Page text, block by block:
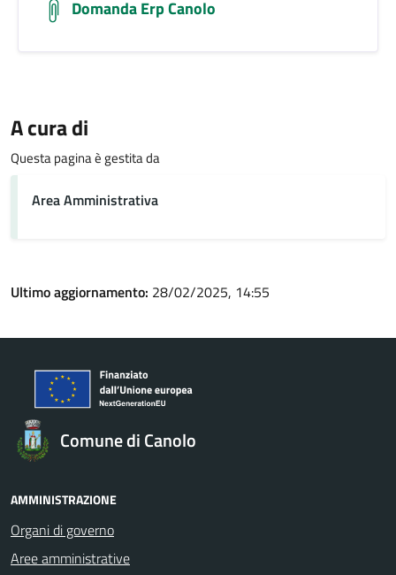
Domanda Erp Canolo
A cura di
Questa pagina è gestita da
Area Amministrativa
Ultimo aggiornamento: 28/02/2025, 14:55
Comune di Canolo
AMMINISTRAZIONE
Organi di governo
Aree amministrative